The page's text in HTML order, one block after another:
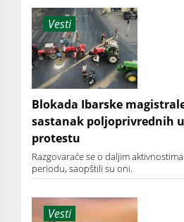
Vesti
Blokada Ibarske
sastanak poljoprivrednih
protestu
Razgovaraće se o daljim
periodu, saopštili su oni.
Vesti